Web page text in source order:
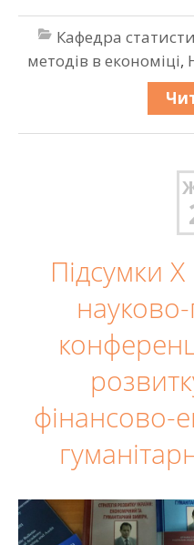
Кафедра
методів в економіці,
Підсумки
фінансово-